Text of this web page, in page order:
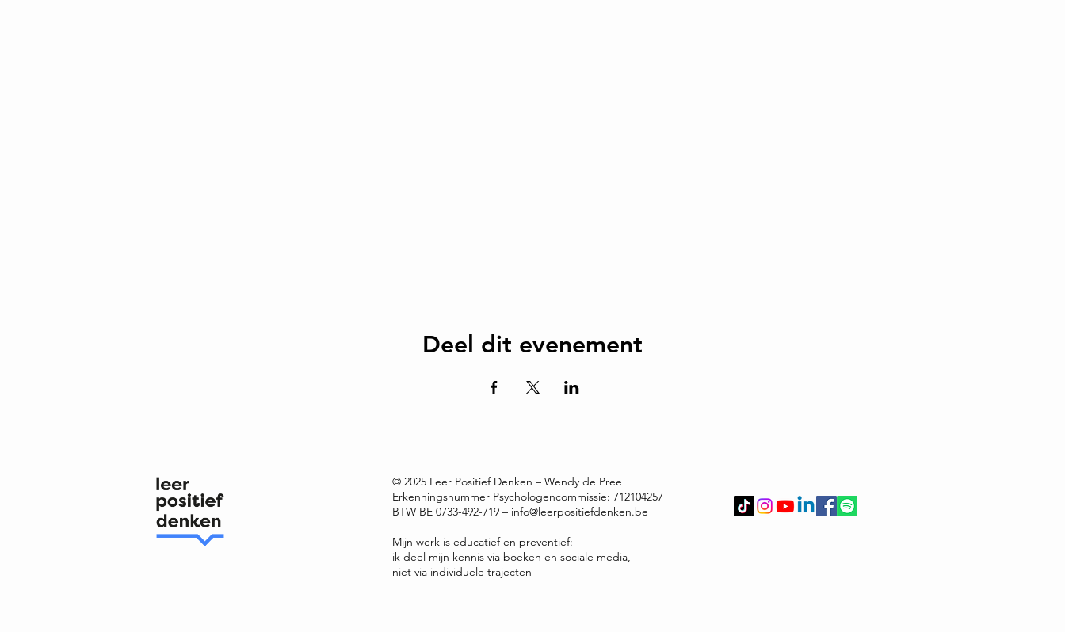
Deel dit evenement
© 2025 Leer Positief Denken – Wendy de Pree
Erkenningsnummer Psychologencommissie: 712104257
BTW BE 0733-492-719 – info@leerpositiefdenken.be
Mijn werk is educatief en preventief:
ik deel mijn kennis via boeken en sociale media,
niet via individuele trajecten